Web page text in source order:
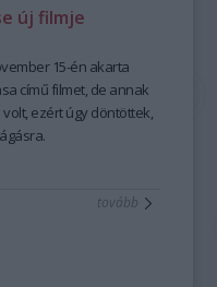
új filmje
15-én akarta
című filmet, de annak
ezért úgy döntöttek,
tovább